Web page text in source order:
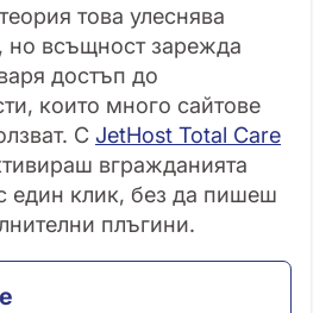
това улеснява
но всъщност зарежда
достъп до
които много сайтове
С JetHost Total Care
вгражданията
един клик, без да пишеш
плъгини.